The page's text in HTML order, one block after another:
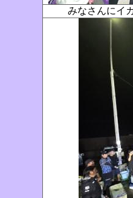
みなさんにイ